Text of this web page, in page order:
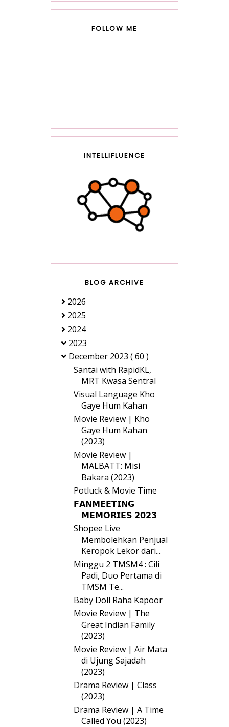
FOLLOW ME
INTELLIFLUENCE
BLOG ARCHIVE
2026
2025
2024
2023
December 2023 ( 60 )
Santai with RapidKL,
MRT Kwasa Sentral
Visual Language Kho
Gaye Hum Kahan
Movie Review | Kho
Gaye Hum Kahan
(2023)
Movie Review |
MALBATT: Misi
Bakara (2023)
Potluck & Movie Time
𝗙𝗔𝗡𝗠𝗘𝗘𝗧𝗜𝗡𝗚
𝗠𝗘𝗠𝗢𝗥𝗜𝗘𝗦 𝟮𝟬𝟮𝟯
Shopee Live
Membolehkan Penjual
Keropok Lekor dari...
Minggu 2 TMSM4 : Cili
Padi, Duo Pertama di
TMSM Te...
Baby Doll Raha Kapoor
Movie Review | The
Great Indian Family
(2023)
Movie Review | Air Mata
di Ujung Sajadah
(2023)
Drama Review | Class
(2023)
Drama Review | A Time
Called You (2023)